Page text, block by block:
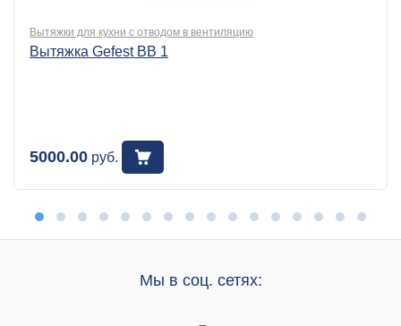
Вытяжки для кухни с отводом в вентиляцию
Вытяжка Gefest BB 1
5000.00 руб.
Мы в соц. сетях: